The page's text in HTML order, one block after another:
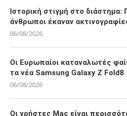
Ιστορική στιγμή στο
άνθρωποι έκαναν
06/08/2026
Οι Ευρωπαίοι καταναλωτές
τα νέα Samsung Galaxy Z Fold8
06/08/2026
Οι χρήστες Mac είναι